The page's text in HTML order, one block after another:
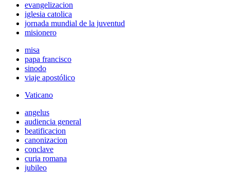
evangelizacion
iglesia catolica
jornada mundial de la juventud
misionero
misa
papa francisco
sinodo
viaje apostólico
Vaticano
angelus
audiencia general
beatificacion
canonizacion
conclave
curia romana
jubileo